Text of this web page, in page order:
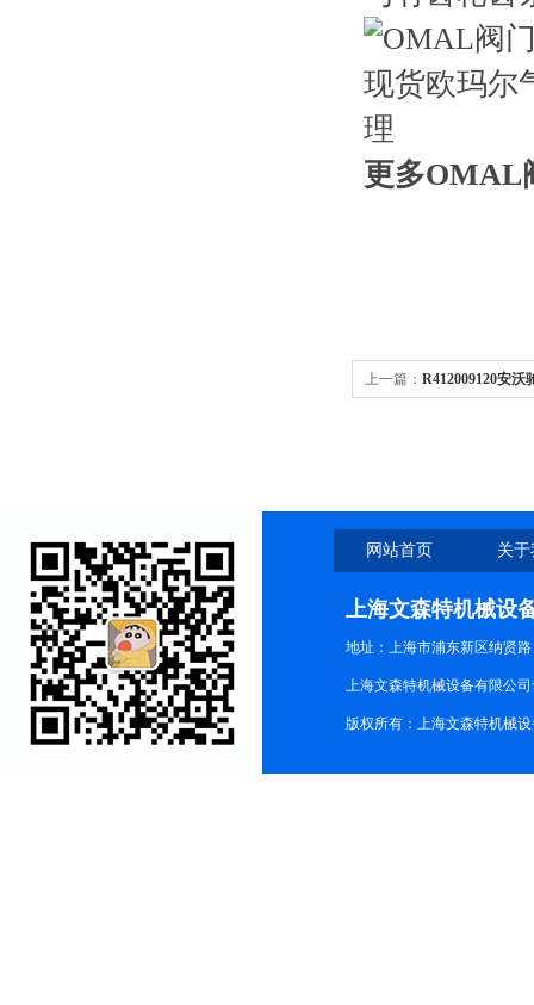
更多OMAL
上一篇： R412009120安
网站首页 关
上海文森特机械设
地址：上海市浦东新区纳贤路
上海文森特机械设备有限公
版权所有：上海文森特机械